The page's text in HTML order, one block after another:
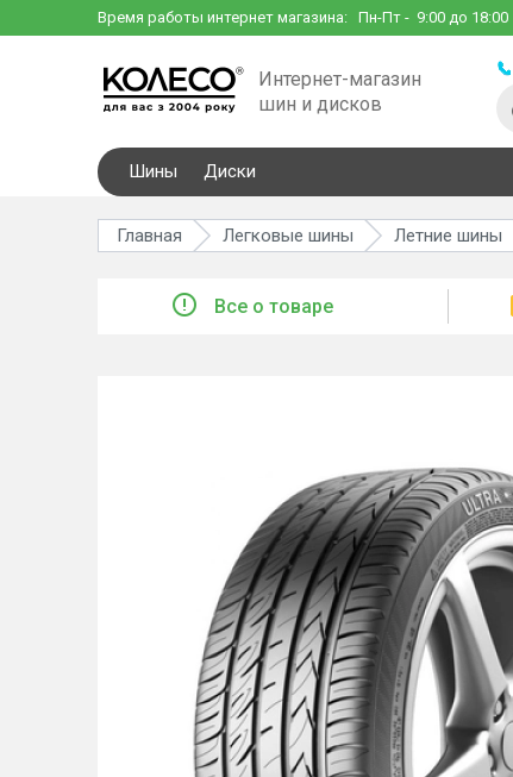
Время работы интернет магазина: Пн-Пт - 9:00 до 18:00
Интернет-магазин
шин и дисков
Шины Диски
Главная Легковые шины Летние шины
Все о товаре